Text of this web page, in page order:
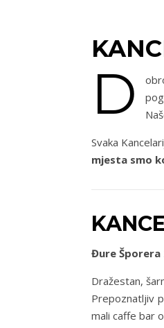
D
Svaka
mjesta smo
Đure Šporera
Dražestan,
Prepoznatljiv
mali caffe bar